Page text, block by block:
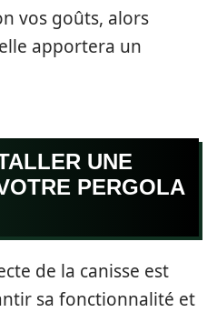
vos goûts, alors
apportera un
UNE
PERGOLA
de la canisse est
sa fonctionnalité et